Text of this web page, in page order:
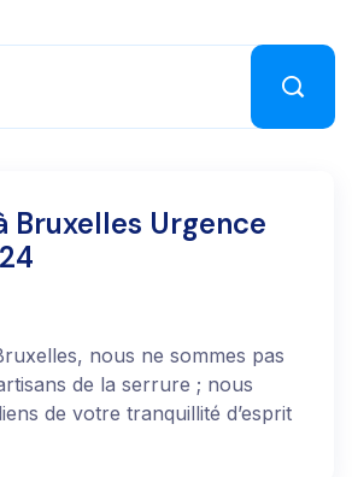
Bruxelles Urgence
nous ne sommes pas
de la serrure ; nous
de votre tranquillité d’esprit